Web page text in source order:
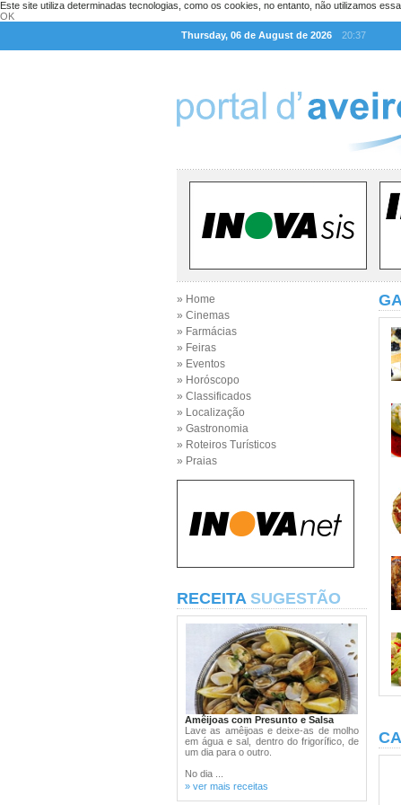
Este site utiliza determinadas tecnologias, como os cookies, no entanto, não utilizamos
OK
Thursday, 06 de August de 2026
20:37
» Home
» Cinemas
» Farmácias
» Feiras
» Eventos
» Horóscopo
» Classificados
» Localização
» Gastronomia
» Roteiros Turísticos
» Praias
RECEITA SUGESTÃO
Amêijoas com Presunto e Salsa
Lave as amêijoas e deixe-as de molho
em água e sal, dentro do frigorífico, de
um dia para o outro.
No dia ...
» ver mais receitas